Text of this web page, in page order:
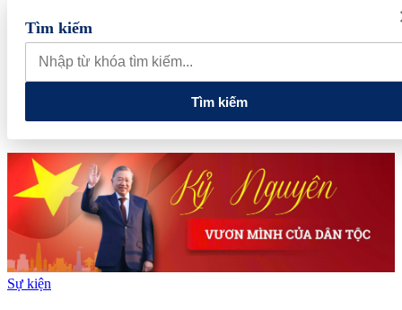
kinh doanh, tìm kiếm doanh nghiệp tiêu biểu trên toàn quốc
chỉ các cửa hàng rau củ quả sạch tại Hà Nội
AI từ công cụ hỗ
trợ đến nâng cao năng lực vận hành và quản trị rủi ro của doanh
nghiệp
Tìm kiếm
Tìm kiếm
Sự kiện